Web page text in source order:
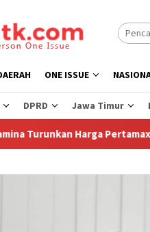
ONE ISSUE
DPRD Jawa Timur
Harga Pertamax di